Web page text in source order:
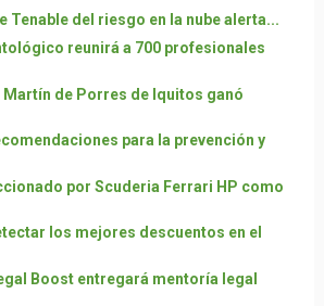
Tenable del riesgo en la nube alerta...
reunirá a 700 profesionales
Martín de Porres de Iquitos ganó
para la prevención y
por Scuderia Ferrari HP como
los mejores descuentos en el
Boost entregará mentoría legal